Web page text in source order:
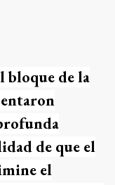
bloque de la
de que el
el